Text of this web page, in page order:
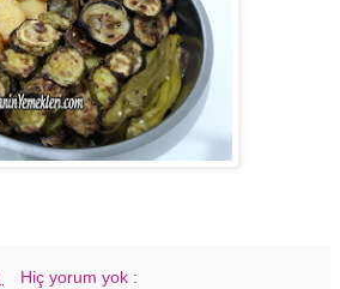
Hiç yorum yok :